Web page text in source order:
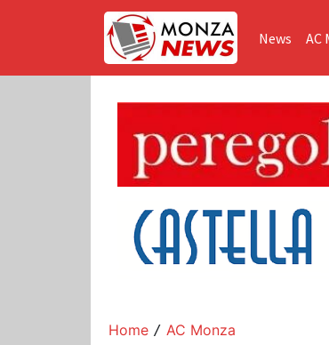
News AC
Home / AC Monza